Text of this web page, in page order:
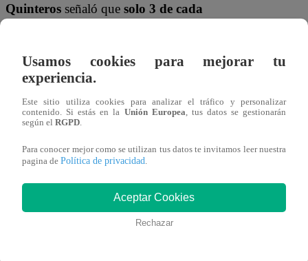
Quinteros señaló que solo 3 de cada
ciudadanos creen que la Policía está
Un dato estremecedor es la situación de
los menores: SINADEF informó que72
niños y adolescentes han sido
asesinados en lo que va del 2025,
mientras que el CEIC ya había alertado
de 96 muertes violentas de menores de 15
Usamos cookies para mejorar tu
experiencia.
Este sitio utiliza cookies para analizar el tráfico y personalizar
contenido. Si estás en la Unión Europea , tus datos se gestionarán
según el RGPD
Para conocer mejor como se utilizan tus datos te invitamos leer nuestra
pagina de Política de privacidad
Aceptar Cookies
Rechazar